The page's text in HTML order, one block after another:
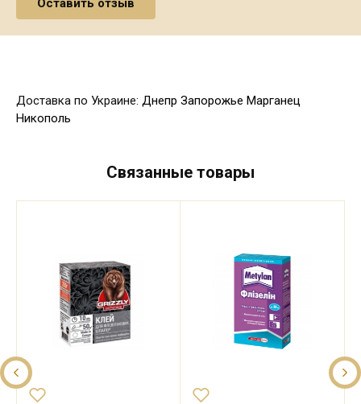
Доставка по Украине: Днепр Запорожье Марганец
Никополь
Связанные товары